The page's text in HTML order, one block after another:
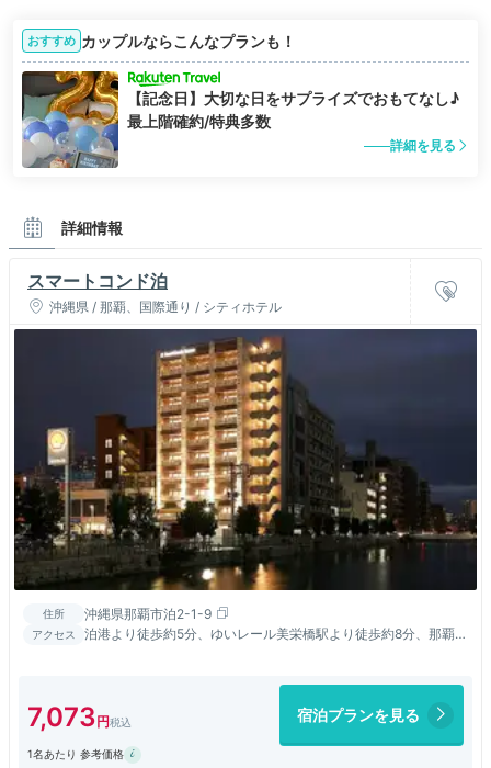
おすすめ カップルならこんなプランも！
【記念日】大切な日をサプライズでおもてなし♪
最上階確約/特典多数
詳細を見る
詳細情報
スマートコンド泊
沖縄県 / 那覇、国際通り / シティホテル
住所 沖縄県那覇市泊2-1-9
アクセス
泊港より徒歩約5分、ゆいレール美栄橋駅より徒歩約8分、那覇空
7,073 宿泊プランを見る
1名あたり 参考価格